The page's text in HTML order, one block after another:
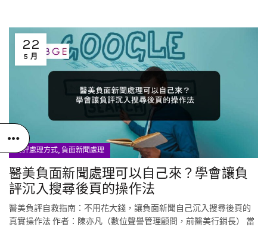
22
5 月
負評處理方式, 負面新聞處理
醫美負面新聞處理可以自己來？學會讓負
評沉入搜尋後頁的操作法
醫美負評自救指南：不用花大錢，讓負面新聞自己沉入搜尋後頁的
真實操作法 作者：陳亦凡（數位聲譽管理顧問，前醫美行銷長） 當